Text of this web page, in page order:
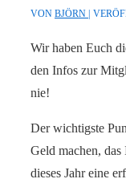
VON BJÖRN
Wir haben Euch
den Infos zur
nie!
Der wichtigste
Geld machen,
dieses Jahr eine